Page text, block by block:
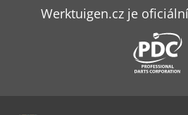
Haas Vf-3Ss
Werktuigen.cz je